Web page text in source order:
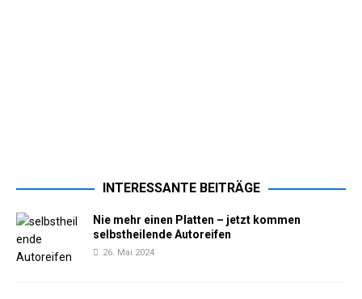
INTERESSANTE BEITRÄGE
Nie mehr einen Platten – jetzt kommen
selbstheilende Autoreifen
26. Mai 2024